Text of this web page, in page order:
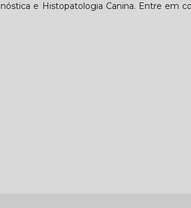
e Histopatologia Canina. Entre em